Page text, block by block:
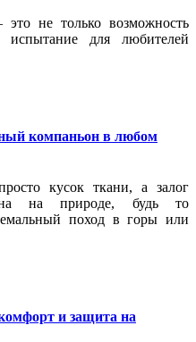
не только возможность
для любителей
компаньон в любом
кусок ткани, а залог
на природе, будь то
поход в горы или
и защита на